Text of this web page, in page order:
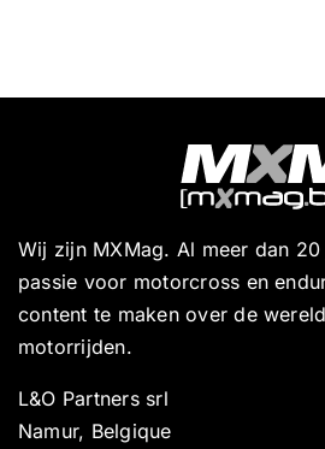
Wij zijn MXMag. Al meer dan
passie voor motorcross en
content te maken over de
motorrijden.
L&O Partners srl
Namur, Belgique